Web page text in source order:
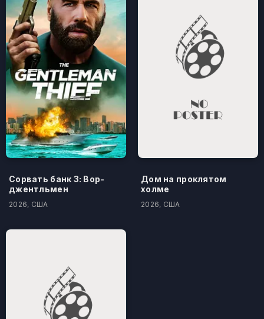
Сорвать банк 3: Вор-
джентльмен
2026, США
Дом на проклятом
холме
2026, США